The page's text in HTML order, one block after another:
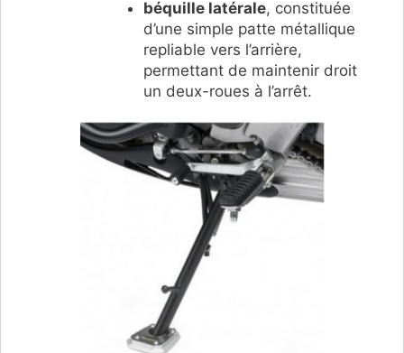
béquille latérale, constituée
d’une simple patte métallique
repliable vers l’arrière,
permettant de maintenir droit
un deux-roues à l’arrêt.